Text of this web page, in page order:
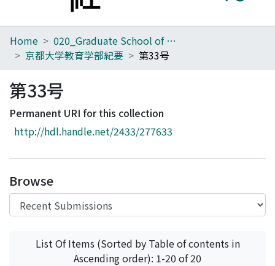
Home
Browse
Download Ranking
Access Statistics
Home
020_Graduate School of Education
京都大学教育学部紀要
第33号
第33号
Permanent URI for this collection
http://hdl.handle.net/2433/277633
Browse
List Of Items (Sorted by Table of contents in
Ascending order): 1-20 of 20